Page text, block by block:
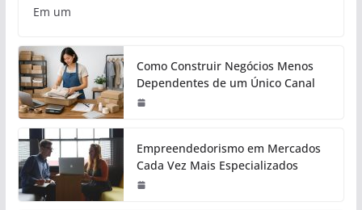
Em um
Como Construir Negócios Menos
Dependentes de um Único Canal
Empreendedorismo em Mercados
Cada Vez Mais Especializados